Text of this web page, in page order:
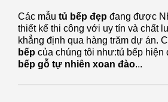
Các mẫu tủ bếp đẹp đang được
thiết kế thi công với uy tín và chất
khẳng định qua hàng trăm dự án.
bếp của chúng tôi như:tủ bếp hiện
bếp gỗ tự nhiên xoan đào...